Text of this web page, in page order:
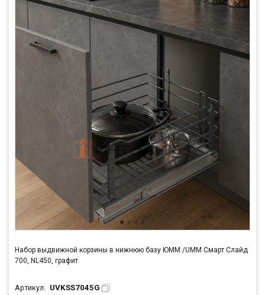
Набор выдвижной корзины в нижнюю базу ЮММ /UMM Смарт Слайд
700, NL450, графит
Артикул: UVKSS7045G